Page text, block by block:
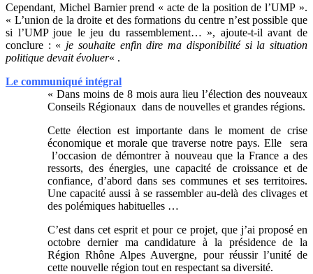
Cependant, Michel Barnier prend « acte de la position de l’UMP ».
« L’union de la droite et des formations du centre n’est possible que
si l’UMP joue le jeu du rassemblement… », ajoute-t-il avant de
conclure : « je souhaite enfin dire ma disponibilité si la situation
politique devait évoluer« .
Le communiqué intégral
« Dans moins de 8 mois aura lieu l’élection des nouveaux
Conseils Régionaux dans de nouvelles et grandes régions.
Cette élection est importante dans le moment de crise
économique et morale que traverse notre pays. Elle sera
l’occasion de démontrer à nouveau que la France a des
ressorts, des énergies, une capacité de croissance et de
confiance, d’abord dans ses communes et ses territoires.
Une capacité aussi à se rassembler au-delà des clivages et
des polémiques habituelles …
C’est dans cet esprit et pour ce projet, que j’ai proposé en
octobre dernier ma candidature à la présidence de la
Région Rhône Alpes Auvergne, pour réussir l’unité de
cette nouvelle région tout en respectant sa diversité.